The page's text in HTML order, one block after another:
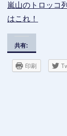
嵐山のトロッコ
はこれ！
共有:
印刷